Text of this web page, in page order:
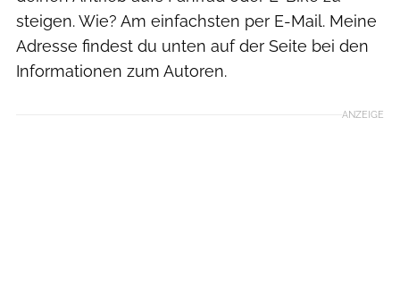
steigen. Wie? Am einfachsten per E-Mail. Meine
Adresse findest du unten auf der Seite bei den
Informationen zum Autoren.
ANZEIGE